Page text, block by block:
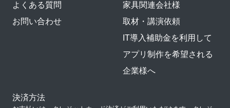
よくある質問
お問い合わせ
家具関連会社様
取材・講演依頼
IT導入補助金を利用して
アプリ制作を希望される
企業様へ
決済方法